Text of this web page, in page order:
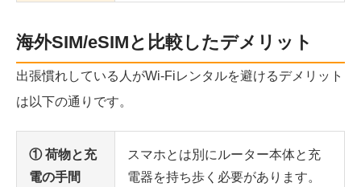
海外SIM/eSIMと比較したデメリット
出張慣れしている人がWi-Fiレンタルを避けるデメリット
は以下の通りです。
① 荷物と充
電の手間
スマホとは別にルーター本体と充
電器を持ち歩く必要があります。